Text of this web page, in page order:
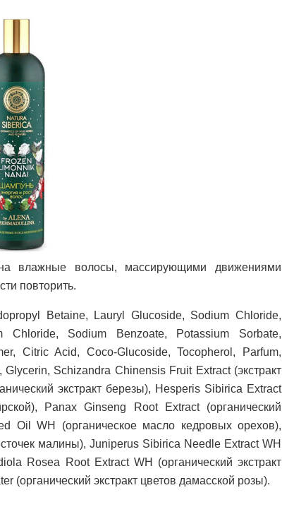
влажные волосы, массирующими движениями
повторить.
Betaine, Lauryl Glucoside, Sodium Chloride,
Chloride, Sodium Benzoate, Potassium Sorbate,
Citric Acid, Coco-Glucoside, Tocopherol, Parfum,
Schizandra Chinensis Fruit Extract (экстракт
экстракт березы), Hesperis Sibirica Extract
Panax Ginseng Root Extract (органический
Oil WH (органическое масло кедровых орехов),
малины), Juniperus Sibirica Needle Extract WH
Rosea Root Extract WH (органический экстракт
(органический экстракт цветов дамасской розы).